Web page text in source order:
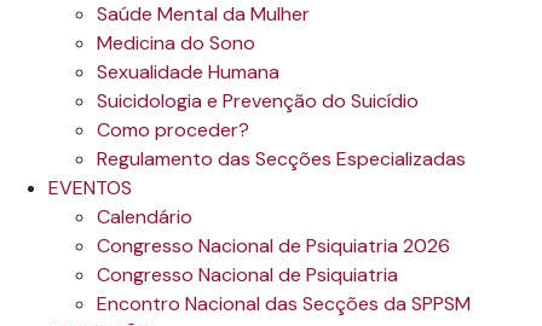
Saúde Mental da Mulher
Medicina do Sono
Sexualidade Humana
Suicidologia e Prevenção do Suicídio
Como proceder?
Regulamento das Secções Especializadas
EVENTOS
Calendário
Congresso Nacional de Psiquiatria 2026
Congresso Nacional de Psiquiatria
Encontro Nacional das Secções da SPPSM